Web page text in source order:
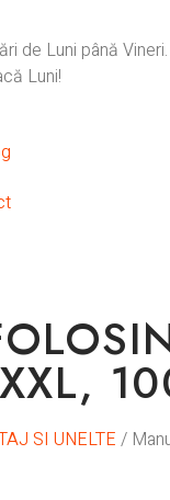
de Luni până
Luni!
SI UNELTE /